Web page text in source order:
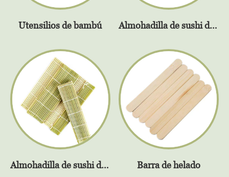
Utensilios de bambú Almohadilla de sushi de bambú natural
Almohadilla de sushi de bambú Barra de helado